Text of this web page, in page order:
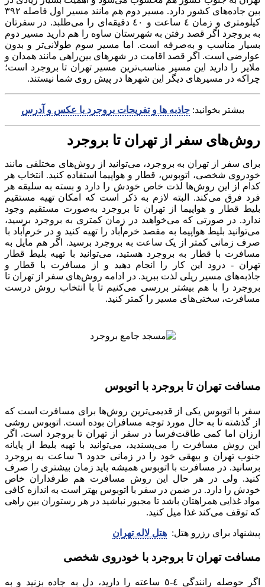
بین جاده‌های کشور دارد. مسیر دوم هم مانند مسیر اول فاصله ٣٩٢
کیلومتری و زمان ٤ ساعت و ٤٠ دقیقه‌ای را می‌طلبد. در سفرتان
به بروجرد اگر قصد رفتن به شهرستان ساوه را هم دارید مسیر دوم
بسیار مناسب و به‌صرفه است. اما مسیر سوم طولانی‌تر و بدون
عوارضی است. اگر قصد اقامت در شهر‌های بین‌راهی مانند همدان و
ملایر را دارید این مسیر مناسب‌ترین مسیر تهران تا بروجرد است؛
چراکه در مسیر‌های دیگر این شهر‌‌‌ها در پیش روی شما نیستند.
بیشتر بخوانید:جاذبه ها و تفریحات بروجرد با عکس و آدرس
روش‌های سفر از تهران تا بروجرد
برای سفر از تهران به بروجرد، می‌توانید از روش‌های مختلفی مانند
خودروی شخصی، اتوبوس، قطار و هواپیما استفاده کنید. انتخاب هر
کدام از این روش‌ها لذت خاص خودش را دارد و بسته به سلیقه هر
فرد فرق می‌کند. البته لازم به ذکر است که امکان تهیه مستقیم
بلیط قطار و هواپیما از تهران تا بروجرد به‌صورت مستقیم وجود
ندارد. در صورتی که می‌خواهید در زمان کمتری به بروجرد برسید،
می‌توانید بلیط هواپیما به مقصد خرم‌آباد را تهیه کنید و در خرم‌آباد با
صرف زمانی کمتر از یک ساعت به بروجرد برسید. اگر هم مایل به
مسافرت با قطار به بروجرد هستید، می‌توانید با تهیه بلیط قطار
تهران - درود این کار را انجام دهید و از مسافرت با قطار و
جاذبه‌های مسیر ریلی لذت ببرید. در ادامه روش‌های سفر از تهران تا
بروجرد را با هم بیشتر بررسی می‌کنیم تا با انتخاب روش درست
مسافرت، سختی‌های مسیر را کمتر کنید.
مسافت تهران تا بروجرد با اتوبوس
سفر با اتوبوس یکی از قدیمی‌ترین روش‌ها برای مسافرت است که
از گذشته تا به حال مورد توجه مسافران بوده است. اتوبوس روشی
ارزان اما کمی طاقت‌فرسا در سفر از تهران تا بروجرد است. اگر
این روش مسافرت را می‌پسندید، می‌توانید با تهیه بلیط از پایانه
جنوب تهران و بیهقی خود را در زمانی حدود ٦ ساعت به بروجرد
برسانید. در مسافرت با اتوبوس همیشه باید زمان بیشتری را صرف
کنید. ولی در هر حال این روش مسافرت هم طرفداران خاص
خودش را دارد. در ضمن در سفر با اتوبوس بهتر است به اندازه کافی
مواد غذایی همراهتان باشد تا مجبور نباشید در هر رستوران بین راهی
که توقف می‌کند غذا میل کنید.
پیشنهاد برای رزرو هتل: هتل لاله تهران
مسافت تهران تا بروجرد با خودروی شخصی
اگر حوصله رانندگی ٤-٥ ساعته را دارید، دل به جاده بزنید و به